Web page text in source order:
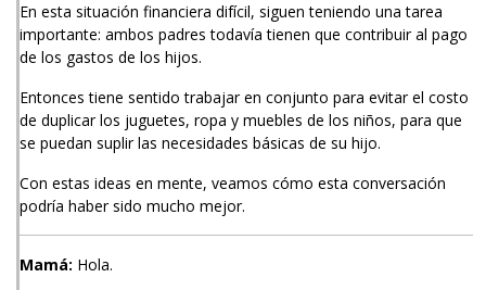
En esta situación financiera difícil, siguen teniendo una tarea
importante: ambos padres todavía tienen que contribuir al pago
de los gastos de los hijos.
Entonces tiene sentido trabajar en conjunto para evitar el costo
de duplicar los juguetes, ropa y muebles de los niños, para que
se puedan suplir las necesidades básicas de su hijo.
Con estas ideas en mente, veamos cómo esta conversación
podría haber sido mucho mejor.
Mamá: Hola.